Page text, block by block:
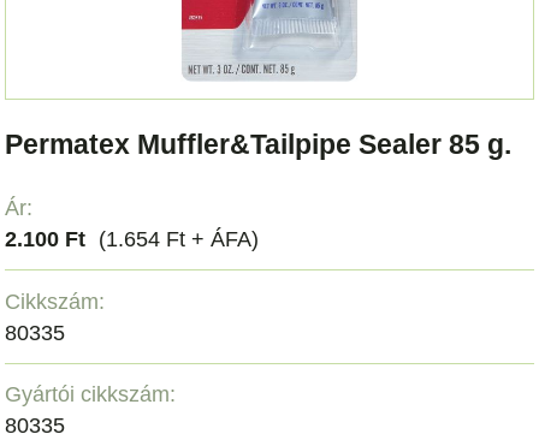
Permatex Muffler&Tailpipe Sealer 85 g.
Ár:
2.100 Ft (1.654 Ft + ÁFA)
Cikkszám:
80335
Gyártói cikkszám:
80335